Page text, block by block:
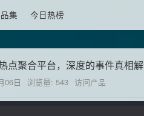
集 今日热榜
点聚合平台，深度的事件真相
06日 浏览量: 543 访问产品